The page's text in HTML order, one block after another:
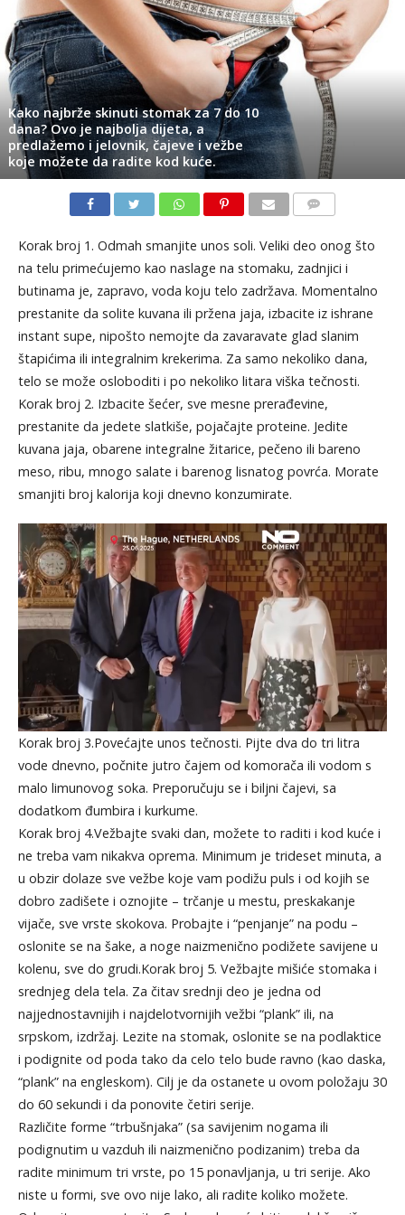
Kako najbrže skinuti stomak za 7 do 10
dana? Ovo je najbolja dijeta, a
predlažemo i jelovnik, čajeve i vežbe
koje možete da radite kod kuće.
Korak broj 1. Odmah smanjite unos soli. Veliki deo onog što
na telu primećujemo kao naslage na stomaku, zadnjici i
butinama je, zapravo, voda koju telo zadržava. Momentalno
prestanite da solite kuvana ili pržena jaja, izbacite iz ishrane
instant supe, nipošto nemojte da zavaravate glad slanim
štapićima ili integralnim krekerima. Za samo nekoliko dana,
telo se može osloboditi i po nekoliko litara viška tečnosti.
Korak broj 2. Izbacite šećer, sve mesne prerađevine,
prestanite da jedete slatkiše, pojačajte proteine. Jedite
kuvana jaja, obarene integralne žitarice, pečeno ili bareno
meso, ribu, mnogo salate i barenog lisnatog povrća. Morate
smanjiti broj kalorija koji dnevno konzumirate.
Korak broj 3.Povećajte unos tečnosti. Pijte dva do tri litra
vode dnevno, počnite jutro čajem od komorača ili vodom s
malo limunovog soka. Preporučuju se i biljni čajevi, sa
dodatkom đumbira i kurkume.
Korak broj 4.Vežbajte svaki dan, možete to raditi i kod kuće i
ne treba vam nikakva oprema. Minimum je trideset minuta, a
u obzir dolaze sve vežbe koje vam podižu puls i od kojih se
dobro zadišete i oznojite – trčanje u mestu, preskakanje
vijače, sve vrste skokova. Probajte i “penjanje” na podu –
oslonite se na šake, a noge naizmenično podižete savijene u
kolenu, sve do grudi.Korak broj 5. Vežbajte mišiće stomaka i
srednjeg dela tela. Za čitav srednji deo je jedna od
najjednostavnijih i najdelotvornijih vežbi “plank” ili, na
srpskom, izdržaj. Lezite na stomak, oslonite se na podlaktice
i podignite od poda tako da celo telo bude ravno (kao daska,
“plank” na engleskom). Cilj je da ostanete u ovom položaju 30
do 60 sekundi i da ponovite četiri serije.
Različite forme “trbušnjaka” (sa savijenim nogama ili
podignutim u vazduh ili naizmenično podizanim) treba da
radite minimum tri vrste, po 15 ponavljanja, u tri serije. Ako
niste u formi, sve ovo nije lako, ali radite koliko možete.